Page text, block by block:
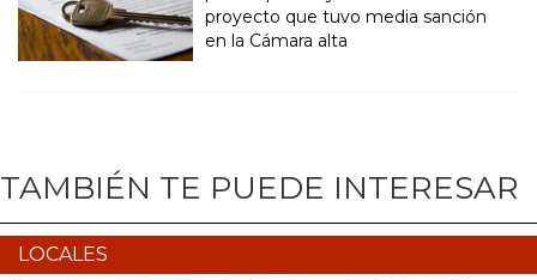
proyecto que tuvo media sanción
en la Cámara alta
TAMBIÉN TE PUEDE INTERESAR
LOCALES